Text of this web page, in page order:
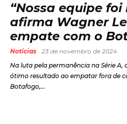
“Nossa equipe
afirma Wagner
empate com o
Notícias
23 de novembro de 2024
Na luta pela permanência na Série A,
ótimo resultado ao empatar fora de
Botafogo,...